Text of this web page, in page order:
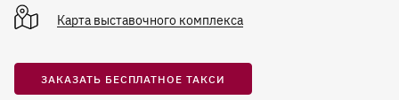
Карта выставочного комплекса
ЗАКАЗАТЬ БЕСПЛАТНОЕ ТАКСИ